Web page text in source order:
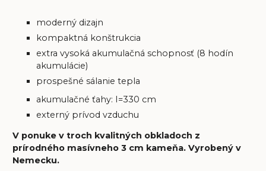
moderný dizajn
kompaktná konštrukcia
extra vysoká akumulačná schopnosť (8 hodín
akumulácie)
prospešné sálanie tepla
akumulačné ťahy: I=330 cm
externý prívod vzduchu
V ponuke v troch kvalitných obkladoch z
prírodného masívneho 3 cm kameňa. Vyrobený v
Nemecku.